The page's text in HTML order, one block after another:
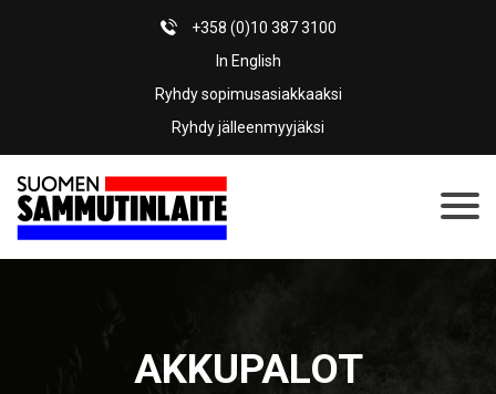
+358 (0)10 387 3100
In English
Ryhdy sopimusasiakkaaksi
Ryhdy jälleenmyyjäksi
AKKUPALOT